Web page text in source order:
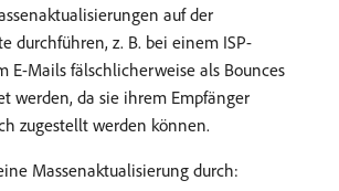
auf der
durchführen, z. B. bei einem ISP-
E-Mails fälschlicherweise als Bounces
werden, da sie ihrem Empfänger
zugestellt werden können.
Massenaktualisierung durch: